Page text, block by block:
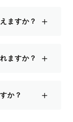
ますか？ ＋
ますか？ ＋
か？ ＋